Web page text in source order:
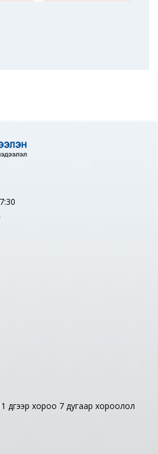
дүгээр хороо 7 дугаар хороолол